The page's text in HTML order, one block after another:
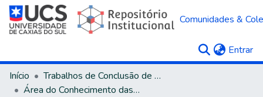
Comunidades &
Entrar
Início
Trabalhos de Conclusão de Curso
Área do Conhecimento das Engenharias